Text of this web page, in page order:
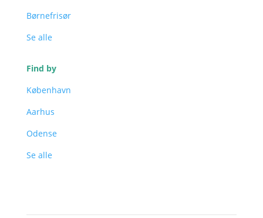
Børnefrisør
Se alle
Find by
København
Aarhus
Odense
Se alle